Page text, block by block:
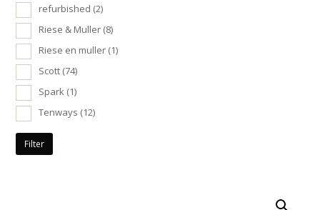
refurbished (2)
Riese & Muller (8)
Riese en muller (1)
Scott (74)
Spark (1)
Tenways (12)
Filter